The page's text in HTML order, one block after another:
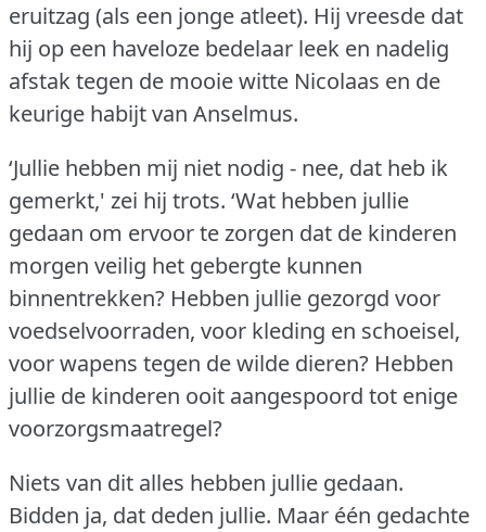
eruitzag (als een jonge atleet). Hij vreesde dat
hij op een haveloze bedelaar leek en nadelig
afstak tegen de mooie witte Nicolaas en de
keurige habijt van Anselmus.
‘Jullie hebben mij niet nodig - nee, dat heb ik
gemerkt,' zei hij trots. ‘Wat hebben jullie
gedaan om ervoor te zorgen dat de kinderen
morgen veilig het gebergte kunnen
binnentrekken? Hebben jullie gezorgd voor
voedselvoorraden, voor kleding en schoeisel,
voor wapens tegen de wilde dieren? Hebben
jullie de kinderen ooit aangespoord tot enige
voorzorgsmaatregel?
Niets van dit alles hebben jullie gedaan.
Bidden ja, dat deden jullie. Maar één gedachte